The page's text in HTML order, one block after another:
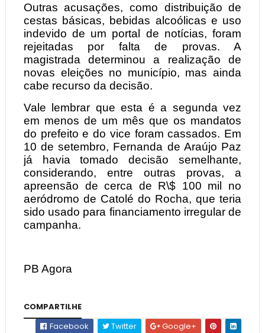
Outras acusações, como distribuição de
cestas básicas, bebidas alcoólicas e uso
indevido de um portal de notícias, foram
rejeitadas por falta de provas. A
magistrada determinou a realização de
novas eleições no município, mas ainda
cabe recurso da decisão.
Vale lembrar que esta é a segunda vez
em menos de um mês que os mandatos
do prefeito e do vice foram cassados. Em
10 de setembro, Fernanda de Araújo Paz
já havia tomado decisão semelhante,
considerando, entre outras provas, a
apreensão de cerca de R\$ 100 mil no
aeródromo de Catolé do Rocha, que teria
sido usado para financiamento irregular de
campanha.
PB Agora
COMPARTILHE
Facebook
Twitter Google+